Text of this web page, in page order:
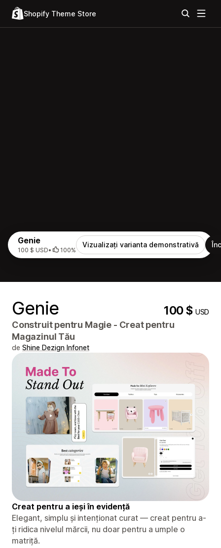
Shopify Theme Store
Genie
100 $ USD• 100%
Vizualizați varianta demonstrativă
Genie 100 $USD
Construit pentru Magie - Creat pentru
Magazinul Tău
de Shine Dezign Infonet
Creat pentru a ieși în evidență
Elegant, simplu și intenționat curat — creat pentru a-
ți ridica nivelul mărcii, nu doar pentru a umple o
matriță.